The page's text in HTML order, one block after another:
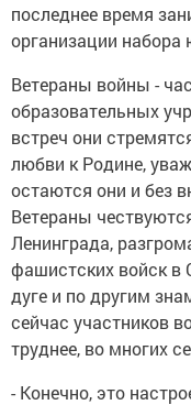
последнее время
организации
Ветераны войны -
образовательных
встреч они
любви к Родине,
остаются они и без
Ветераны
Ленинграда,
фашистских войск в
дуге и по другим
сейчас участников
труднее, во многих
- Конечно, это